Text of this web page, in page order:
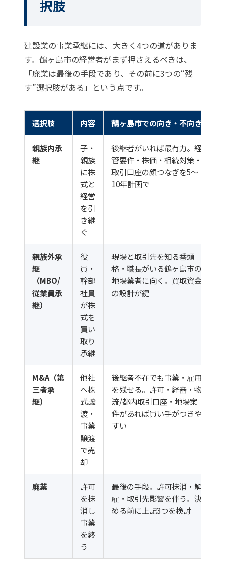
択肢
建設業の事業承継には、大きく4つの道がありま
す。鶴ヶ島市の経営者がまず押さえるべきは、
「廃業は最後の手段であり、その前に3つの“残
す”選択肢がある」という点です。
選択肢 内容 鶴ヶ島市での向き・不向き
親族内承
継
子・
親族
に株
式と
経営
を引
き継
ぐ
後継者がいれば最有力。経
管要件・株価・相続対策・
取引口座の顔つなぎを5〜
10年計画で
親族外承
継
（MBO/
従業員承
継）
役
員・
幹部
社員
が株
式を
買い
取り
承継
現場と取引先を知る番頭
格・職長がいる鶴ヶ島市の
地場業者に向く。買取資金
の設計が鍵
M&A（第
三者承
継）
他社
へ株
式譲
渡・
事業
譲渡
で売
却
後継者不在でも事業・雇用
を残せる。許可・経審・物
流/都内取引口座・地場案
件があれば買い手がつきや
すい
廃業
許可
を抹
消し
事業
を終
う
最後の手段。許可抹消・解
雇・取引先影響を伴う。決
める前に上記3つを検討